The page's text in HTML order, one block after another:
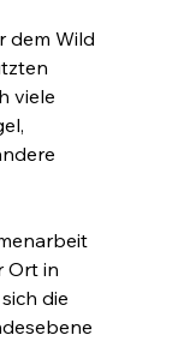
dem Wild
viele
Ort in
die